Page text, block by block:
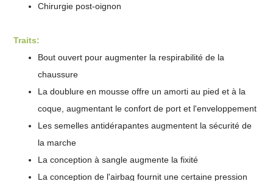
Chirurgie post-oignon
Traits:
Bout ouvert pour augmenter la respirabilité de la
chaussure
La doublure en mousse offre un amorti au pied et à la
coque, augmentant le confort de port et l'enveloppement
Les semelles antidérapantes augmentent la sécurité de
la marche
La conception à sangle augmente la fixité
La conception de l'airbag fournit une certaine pression